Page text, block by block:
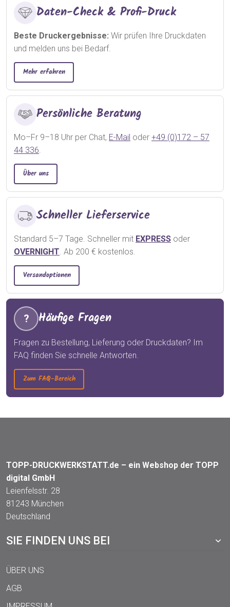
Daten-Check & Profi-Druck
Beste Druckergebnisse: Wir prüfen Ihre Druckdaten
und melden uns bei Bedarf.
Mehr erfahren
Persönliche Beratung
Mo–Fr 9–18 Uhr per Chat, E-Mail oder +49 (0)172 – 57
44 336.
Über uns
Schneller Lieferservice
Standard 5–7 Tage. Schneller mit EXPRESS oder
OVERNIGHT. Ab 200 € kostenlos.
Versandoptionen
? Häufige Fragen
Fragen zu Bestellung, Lieferung oder Druckdaten? Im
FAQ finden Sie schnelle Antworten.
Zum FAQ-Bereich
TOPP-DRUCKWERKSTATT.de – ein Webshop der TOPP
digital GmbH
Leienfelsstr. 28
81243 München
Deutschland
SIE FINDEN UNS BEI
ÜBER UNS
AGB